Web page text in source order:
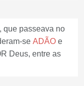
que passeava no
se ADÃO e
Deus, entre as